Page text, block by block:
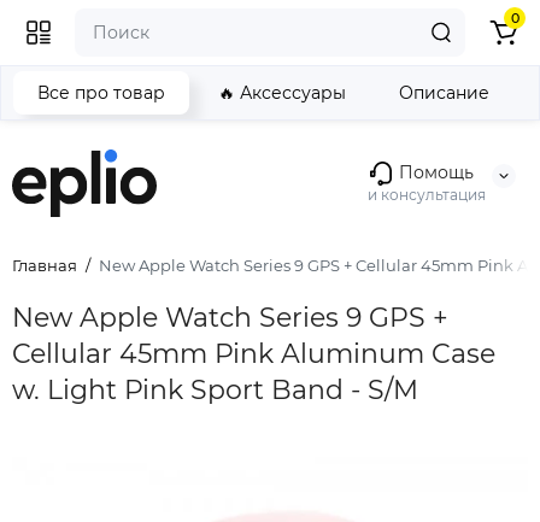
Помощь
и консультация
0
Главная New Apple Watch Series 9 GPS + Cellular 45mm Pink
New Apple Watch Series 9 GPS +
Cellular 45mm Pink Aluminum Case
w. Light Pink Sport Band - S/M
Все про товар 🔥 Аксессуары Описание